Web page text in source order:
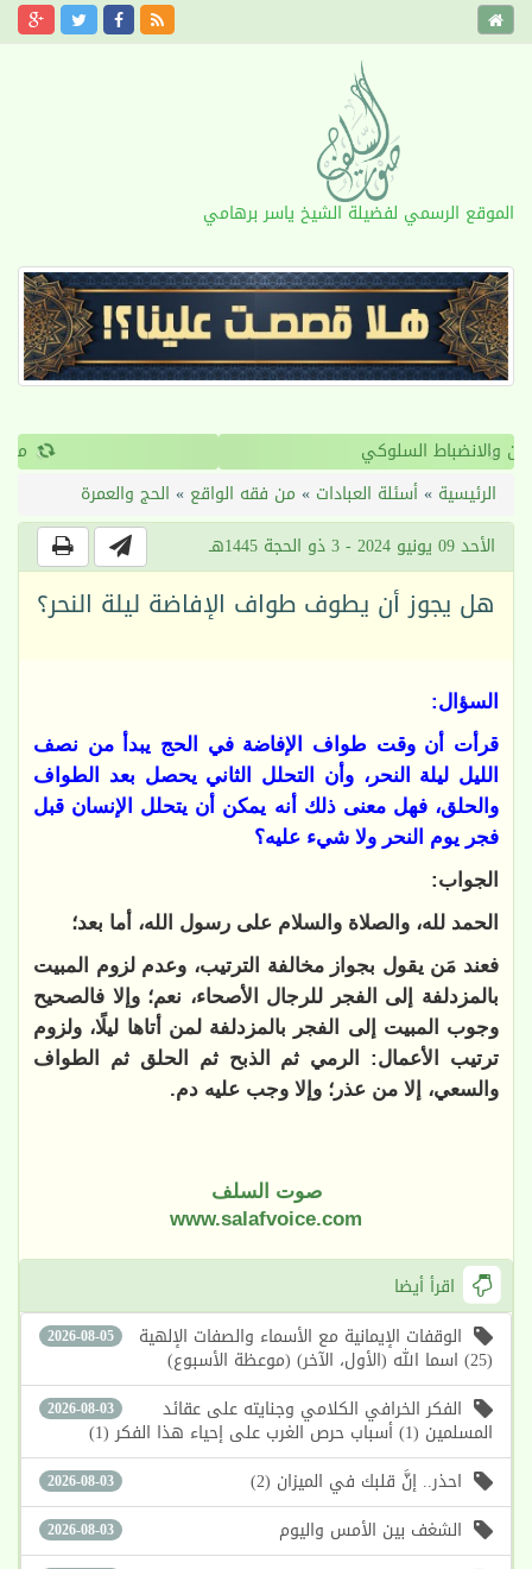
الموقع الرسمي لفضيلة الشيخ ياسر برهامي
‹
›
الرئيسية »أسئلة العبادات » من فقه الواقع » الحج والعمرة
الأحد 09 يونيو 2024 - 3 ذو الحجة 1445هـ
هل يجوز أن يطوف طواف الإفاضة ليلة النحر؟
السؤال:
قرأت أن وقت طواف الإفاضة في الحج يبدأ من نصف
الليل ليلة النحر، وأن التحلل الثاني يحصل بعد الطواف
والحلق، فهل معنى ذلك أنه يمكن أن يتحلل الإنسان قبل
فجر يوم النحر ولا شيء عليه؟
الجواب:
الحمد لله، والصلاة والسلام على رسول الله، أما بعد؛
فعند مَن يقول بجواز مخالفة الترتيب، وعدم لزوم المبيت
بالمزدلفة إلى الفجر للرجال الأصحاء، نعم؛ وإلا فالصحيح
وجوب المبيت إلى الفجر بالمزدلفة لمن أتاها ليلًا، ولزوم
ترتيب الأعمال: الرمي ثم الذبح ثم الحلق ثم الطواف
والسعي، إلا من عذر؛ وإلا وجب عليه دم.
صوت السلف
www.salafvoice.com
اقرأ أيضا
2026-08-05 الوقفات الإيمانية مع الأسماء والصفات الإلهية
(25) اسما الله (الأول، الآخر) (موعظة الأسبوع)
2026-08-03 الفكر الخرافي الكلامي وجنايته على عقائد
المسلمين (1) أسباب حرص الغرب على إحياء هذا الفكر (1)
2026-08-03 احذر.. إنَّ قلبك في الميزان (2)
2026-08-03 الشغف بين الأمس واليوم